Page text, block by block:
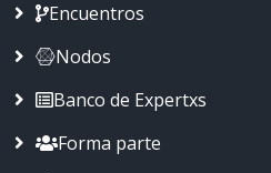
Encuentros
Nodos
Banco de Expertxs
Forma parte